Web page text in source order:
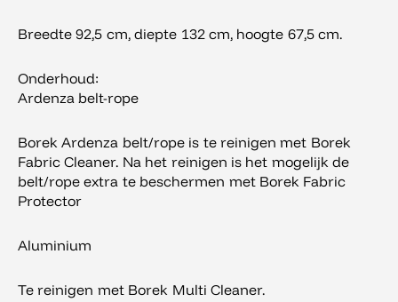
Breedte 92,5 cm, diepte 132 cm, hoogte 67,5 cm.
Onderhoud:
Ardenza belt-rope
Borek Ardenza belt/rope is te reinigen met Borek
Fabric Cleaner. Na het reinigen is het mogelijk de
belt/rope extra te beschermen met Borek Fabric
Protector
Aluminium
Te reinigen met Borek Multi Cleaner.